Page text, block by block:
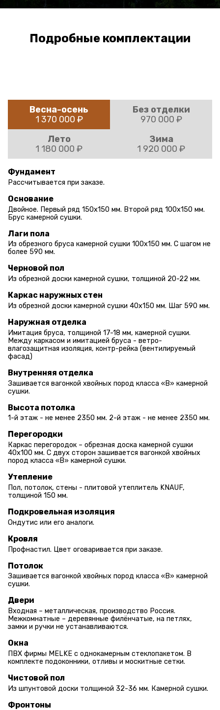
Подробные комплектации
Весна-осень
1 370 000 ₽
Без отделки
970 000 ₽
Лето
1 180 000 ₽
Зима
1 920 000 ₽
Фундамент
Рассчитывается при заказе.
Основание
Двойное. Первый ряд 150х150 мм. Второй ряд 100х150 мм.
Брус камерной сушки.
Лаги пола
Из обрезного бруса камерной сушки 100х150 мм. С шагом не
более 590 мм.
Черновой пол
Из обрезной доски камерной сушки, толщиной 20-22 мм.
Каркас наружных стен
Из обрезной доски камерной сушки 40х150 мм. Шаг 590 мм.
Наружная отделка
Имитация бруса, толщиной 17-18 мм, камерной сушки.
Между каркасом и имитацией бруса - ветро-
влагозащитная изоляция, контр-рейка (вентилируемый
фасад)
Внутренняя отделка
Зашивается вагонкой хвойных пород класса «В» камерной
сушки.
Высота потолка
1-й этаж - не менее 2350 мм. 2-й этаж - не менее 2350 мм.
Перегородки
Каркас перегородок – обрезная доска камерной сушки
40х100 мм. С двух сторон зашивается вагонкой хвойных
пород класса «В» камерной сушки.
Утепление
Пол, потолок, стены - плитовой утеплитель KNAUF,
толщиной 150 мм.
Подкровельная изоляция
Ондутис или его аналоги.
Кровля
Профнастил. Цвет оговаривается при заказе.
Потолок
Зашивается вагонкой хвойных пород класса «В» камерной
сушки.
Двери
Входная – металлическая, производство Россия.
Межкомнатные – деревянные филёнчатые, на петлях,
замки и ручки не устанавливаются.
Окна
ПВХ фирмы MELKE с однокамерным стеклопакетом. В
комплекте подоконники, отливы и москитные сетки.
Чистовой пол
Из шпунтовой доски толщиной 32-36 мм. Камерной сушки.
Фронтоны